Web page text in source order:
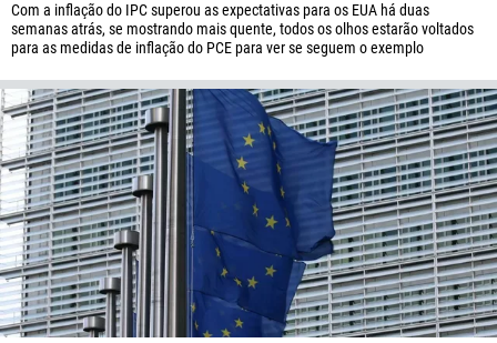
Com a inflação do IPC superou as expectativas para os EUA há duas
semanas atrás, se mostrando mais quente, todos os olhos estarão voltados
para as medidas de inflação do PCE para ver se seguem o exemplo
236
235
56
86
61
61
57
269
242
243